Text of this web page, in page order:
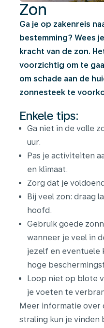
Zon
Ga je op zakenreis
bestemming? Wees
kracht van de zon.
voorzichtig om te
om schade aan de
zonnesteek te
Enkele tips:
Ga niet in de volle
uur.
Pas je activiteiten
en klimaat.
Zorg dat je
Bij veel zon: draag
hoofd.
Gebruik goede
wanneer je veel in
jezelf en eventuele
hoge
Loop niet op blote
je voeten te
Meer informatie over
straling kun je vinden